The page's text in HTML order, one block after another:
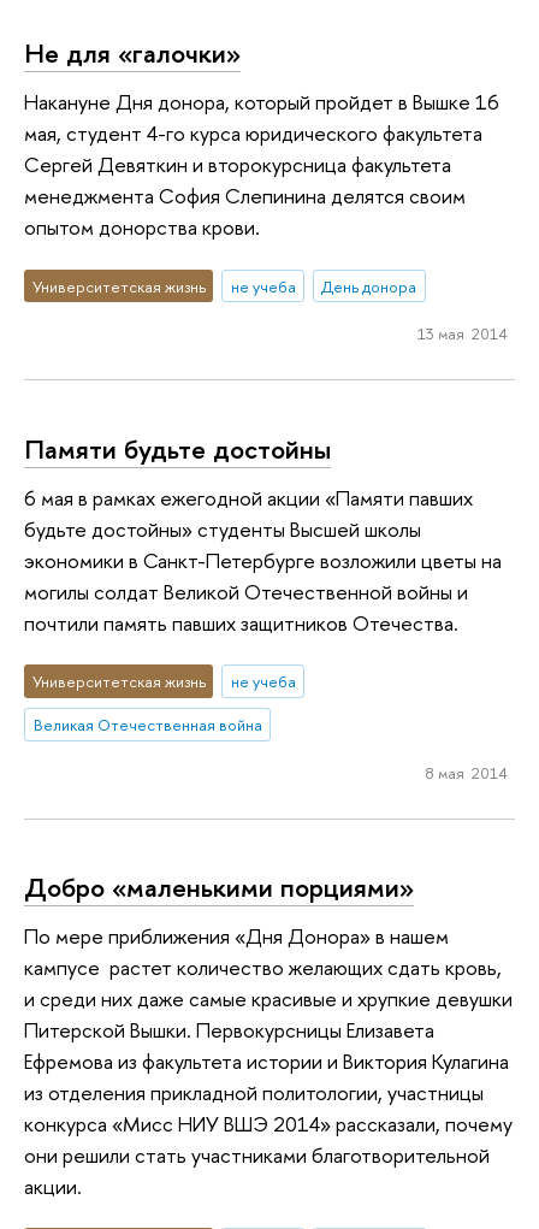
Не для «галочки»
Накануне Дня донора, который пройдет в Вышке 16
мая, студент 4-го курса юридического факультета
Сергей Девяткин и второкурсница факультета
менеджмента София Слепинина делятся своим
опытом донорства крови.
Университетская жизнь не учеба День донора
13 мая 2014
Памяти будьте достойны
6 мая в рамках ежегодной акции «Памяти павших
будьте достойны» студенты Высшей школы
экономики в Санкт-Петербурге возложили цветы на
могилы солдат Великой Отечественной войны и
почтили память павших защитников Отечества.
Университетская жизнь
не учеба
Великая Отечественная война
8 мая 2014
Добро «маленькими порциями»
По мере приближения «Дня Донора» в нашем
кампусе растет количество желающих сдать кровь,
и среди них даже самые красивые и хрупкие девушки
Питерской Вышки. Первокурсницы Елизавета
Ефремова из факультета истории и Виктория Кулагина
из отделения прикладной политологии, участницы
конкурса «Мисс НИУ ВШЭ 2014» рассказали, почему
они решили стать участниками благотворительной
акции.